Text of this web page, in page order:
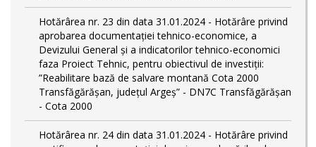
Hotărârea nr. 23 din data 31.01.2024 - Hotărâre privind
aprobarea documentației tehnico-economice, a
Devizului General și a indicatorilor tehnico-economici
faza Proiect Tehnic, pentru obiectivul de investiții:
”Reabilitare bază de salvare montană Cota 2000
Transfăgărășan, județul Argeș” - DN7C Transfăgărășan
- Cota 2000
Hotărârea nr. 24 din data 31.01.2024 - Hotărâre privind